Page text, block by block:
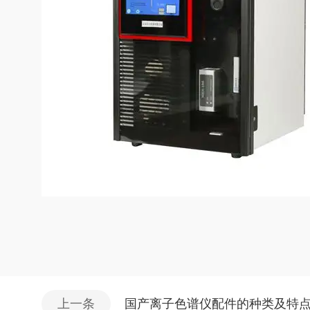
上一条 国产离子色谱仪配件的种类及特